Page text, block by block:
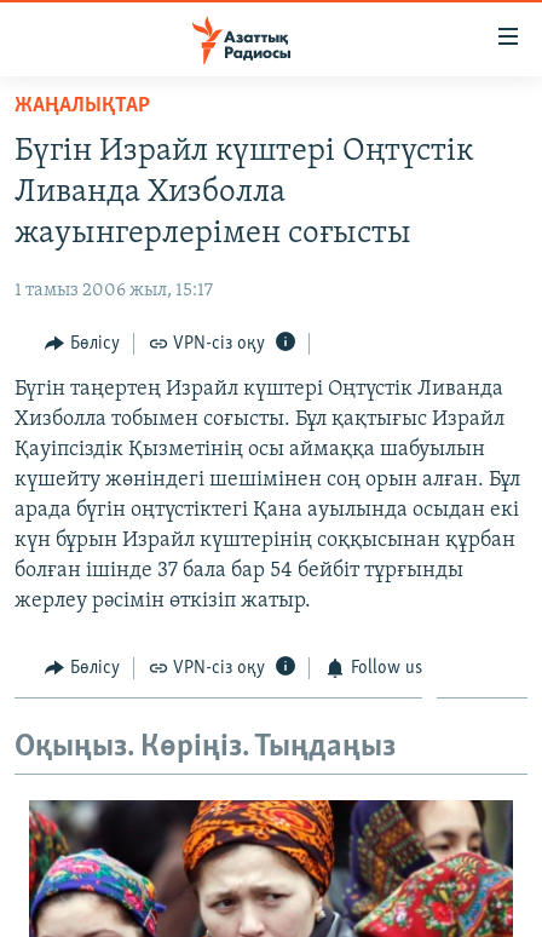
Skip
main
content
to
main
Search
САЯСАТ
АДАМ ҚҰҚЫҚТАРЫ
ӘЛЕУМЕТ
ӘЛЕМ
Русский
ЖАЗЫЛЫҢЫЗ
Басқа тілдерде
ЖАҢАЛЫҚТАР
Бүгін Израйл күштері Оңтүстік
Ливанда Хизболла
жауынгерлерімен соғысты
1 тамыз 2006 жыл, 15:17
Бөлісу VPN-сіз оқу
Бүгін таңертең Израйл күштері Оңтүстік Ливанда
Хизболла тобымен соғысты. Бұл қақтығыс Израйл
Қауіпсіздік Қызметінің осы аймаққа шабуылын
күшейту жөніндегі шешімінен соң орын алған. Бұл
арада бүгін оңтүстіктегі Қана ауылында осыдан екі
күн бұрын Израйл күштерінің соққысынан құрбан
болған ішінде 37 бала бар 54 бейбіт тұрғынды
жерлеу рәсімін өткізіп жатыр.
Бөлісу VPN-сіз оқу Follow us
Оқыңыз. Көріңіз. Тыңдаңыз